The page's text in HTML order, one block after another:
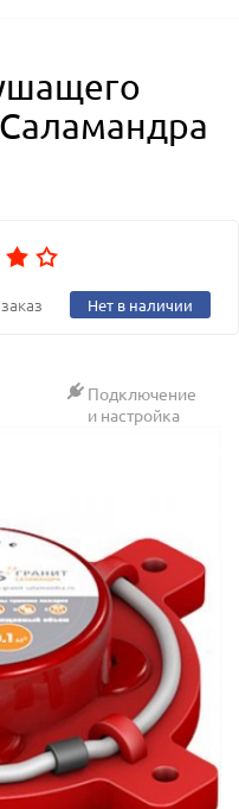
Нет в наличии
Подключение
и настройка